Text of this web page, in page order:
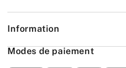
Information
Modes de paiement